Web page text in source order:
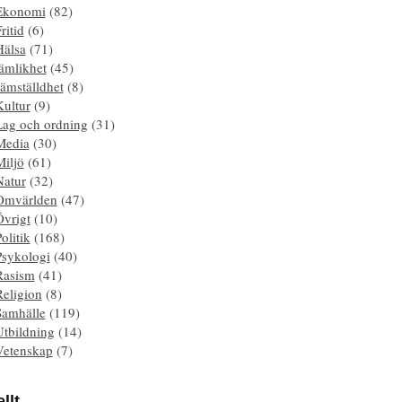
(82)
(6)
(71)
(45)
(8)
(9)
och ordning (31)
(30)
(61)
(32)
(47)
(10)
(168)
(40)
(41)
(8)
(119)
(14)
(7)